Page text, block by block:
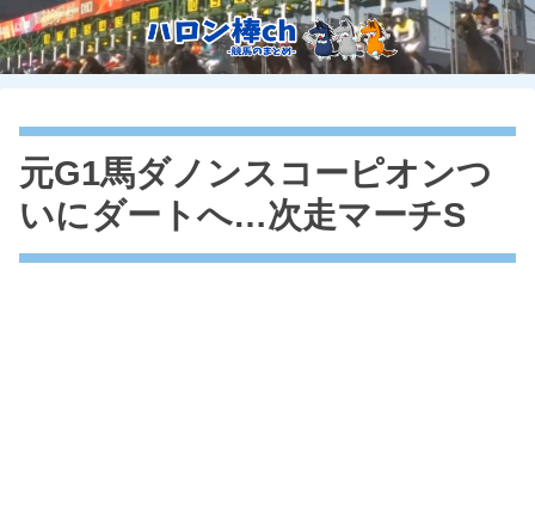
元G1馬ダノンスコーピオンつ
いにダートへ…次走マーチS